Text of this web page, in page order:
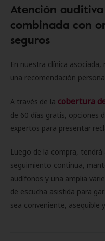
Atención
combinada con
seguros
En nuestra clínica
una recomendación
A través de la cobertura
de 60 días gratis, opciones
expertos para presentar
Luego de la compra,
seguimiento continua,
audífonos y una amplia
de escucha asistida para
sea conveniente, asequible